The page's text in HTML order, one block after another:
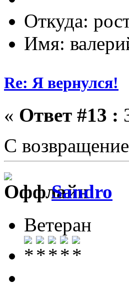
Откуда:
Имя:
Re: Я вернулся!
« Ответ #13 :
С
Sandro
Ветеран